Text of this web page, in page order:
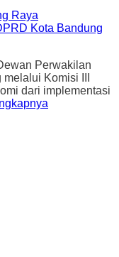
Raya
Perwakilan
Komisi III
dari implementasi